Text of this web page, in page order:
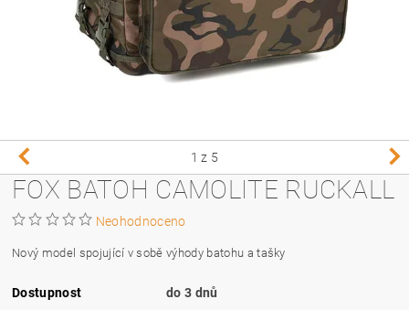
1 z 5
FOX BATOH CAMOLITE RUCKALL
Neohodnoceno
Nový model spojující v sobě výhody batohu a tašky
Dostupnost do 3 dnů